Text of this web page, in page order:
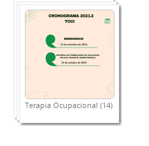
Terapia Ocupacional (14)